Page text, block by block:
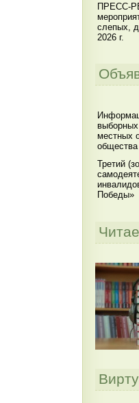
ПРЕСС-
слепых,
2026 г.
местных
Третий
Победы»